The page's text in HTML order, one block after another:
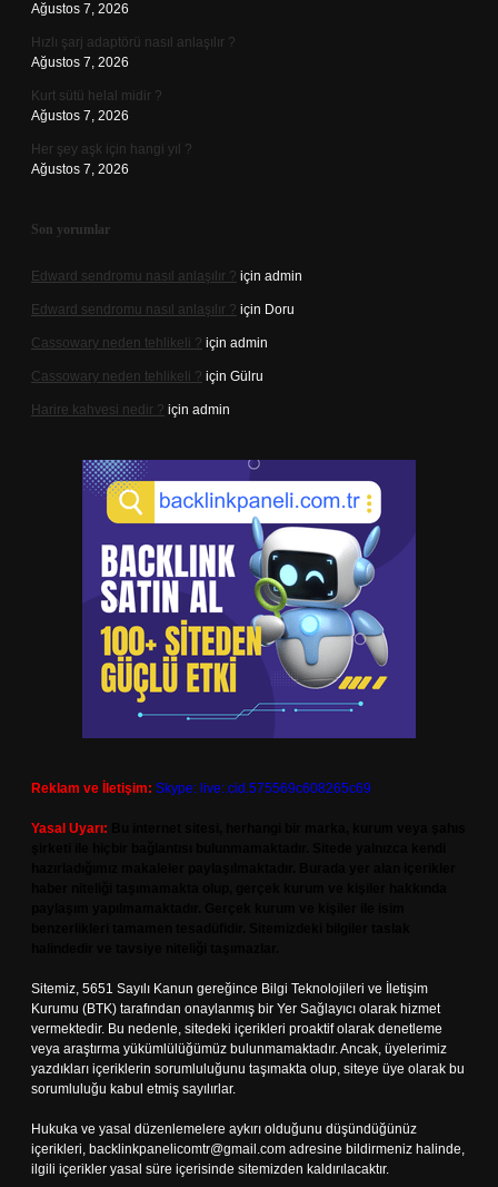
Ağustos 7, 2026
Hızlı şarj adaptörü nasıl anlaşılır ?
Ağustos 7, 2026
Kurt sütü helal midir ?
Ağustos 7, 2026
Her şey aşk için hangi yıl ?
Ağustos 7, 2026
Son yorumlar
Edward sendromu nasıl anlaşılır ? için admin
Edward sendromu nasıl anlaşılır ? için Doru
Cassowary neden tehlikeli ? için admin
Cassowary neden tehlikeli ? için Gülru
Harire kahvesi nedir ? için admin
Reklam ve İletişim: Skype: live:.cid.575569c608265c69
Yasal Uyarı:
Sitemiz, 5651 Sayılı Kanun gereğince Bilgi Teknolojileri ve İletişim
Kurumu (BTK) tarafından onaylanmış bir Yer Sağlayıcı olarak hizmet
vermektedir. Bu nedenle, sitedeki içerikleri proaktif olarak denetleme
veya araştırma yükümlülüğümüz bulunmamaktadır. Ancak, üyelerimiz
yazdıkları içeriklerin sorumluluğunu taşımakta olup, siteye üye olarak bu
sorumluluğu kabul etmiş sayılırlar.
Hukuka ve yasal düzenlemelere aykırı olduğunu düşündüğünüz
içerikleri, backlinkpanelicomtr@gmail.com adresine bildirmeniz halinde,
ilgili içerikler yasal süre içerisinde sitemizden kaldırılacaktır.